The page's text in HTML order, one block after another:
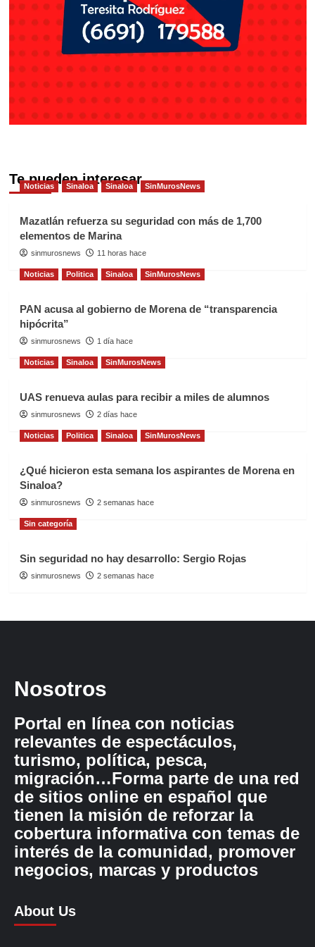
Te pueden interesar
Noticias Sinaloa Sinaloa SinMurosNews
Mazatlán refuerza su seguridad con más de 1,700
elementos de Marina
sinmurosnews 11 horas hace
Noticias Politica Sinaloa SinMurosNews
PAN acusa al gobierno de Morena de “transparencia
hipócrita”
sinmurosnews 1 día hace
Noticias Sinaloa SinMurosNews
UAS renueva aulas para recibir a miles de alumnos
sinmurosnews 2 días hace
Noticias Politica Sinaloa SinMurosNews
¿Qué hicieron esta semana los aspirantes de Morena en
Sinaloa?
sinmurosnews 2 semanas hace
Sin categoría
Sin seguridad no hay desarrollo: Sergio Rojas
sinmurosnews 2 semanas hace
Nosotros
Portal en línea con noticias
relevantes de espectáculos,
turismo, política, pesca,
migración…Forma parte de una red
de sitios online en español que
tienen la misión de reforzar la
cobertura informativa con temas de
interés de la comunidad, promover
negocios, marcas y productos
About Us